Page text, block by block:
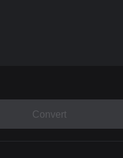
Convert